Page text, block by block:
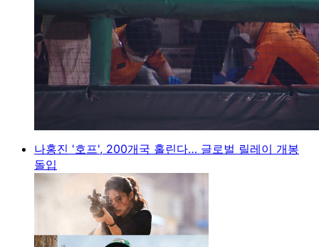
나홍진 '호프', 200개국 홀린다… 글로벌 릴레이 개봉
돌입